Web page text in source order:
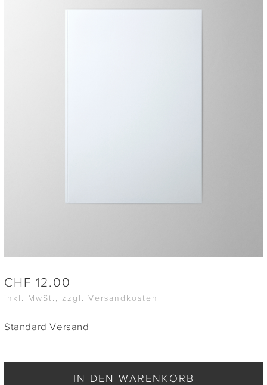
CHF 12.00
inkl. MwSt., zzgl. Versandkosten
Standard Versand
IN DEN WARENKORB